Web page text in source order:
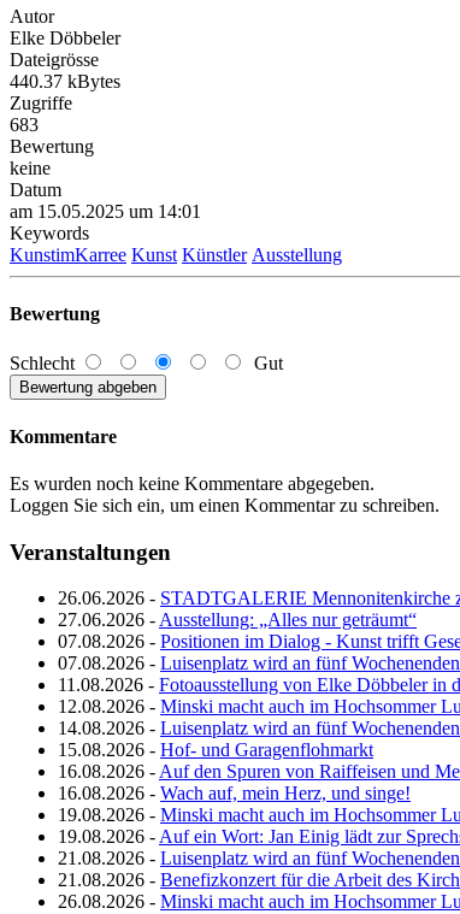
Autor
Elke Döbbeler
Dateigrösse
440.37 kBytes
Zugriffe
683
Bewertung
keine
Datum
am 15.05.2025 um 14:01
Keywords
KunstimKarree Kunst Künstler Ausstellung
Bewertung
Schlecht Gut
Kommentare
Es wurden noch keine Kommentare abgegeben.
Loggen Sie sich ein, um einen Kommentar zu schreiben.
Veranstaltungen
26.06.2026 - STADTGALERIE Mennonitenkirche
27.06.2026 - Ausstellung: „Alles nur geträumt“
07.08.2026 - Positionen im Dialog - Kunst trifft
07.08.2026 - Luisenplatz wird an fünf
11.08.2026 - Fotoausstellung von Elke Döbbeler
12.08.2026 - Minski macht auch im Hochsommer
14.08.2026 - Luisenplatz wird an fünf
15.08.2026 - Hof- und Garagenflohmarkt
16.08.2026 - Auf den Spuren von Raiffeisen und
16.08.2026 - Wach auf, mein Herz, und singe!
19.08.2026 - Minski macht auch im Hochsommer
19.08.2026 - Auf ein Wort: Jan Einig lädt zur
21.08.2026 - Luisenplatz wird an fünf
21.08.2026 - Benefizkonzert für die Arbeit des
26.08.2026 - Minski macht auch im Hochsommer